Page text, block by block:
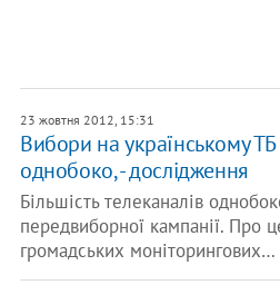
23 жовтня 2012, 15:31
Вибори на українському
однобоко, - дослідження
Більшість телеканалів
передвиборної кампанії. Про
громадських моніторингових…